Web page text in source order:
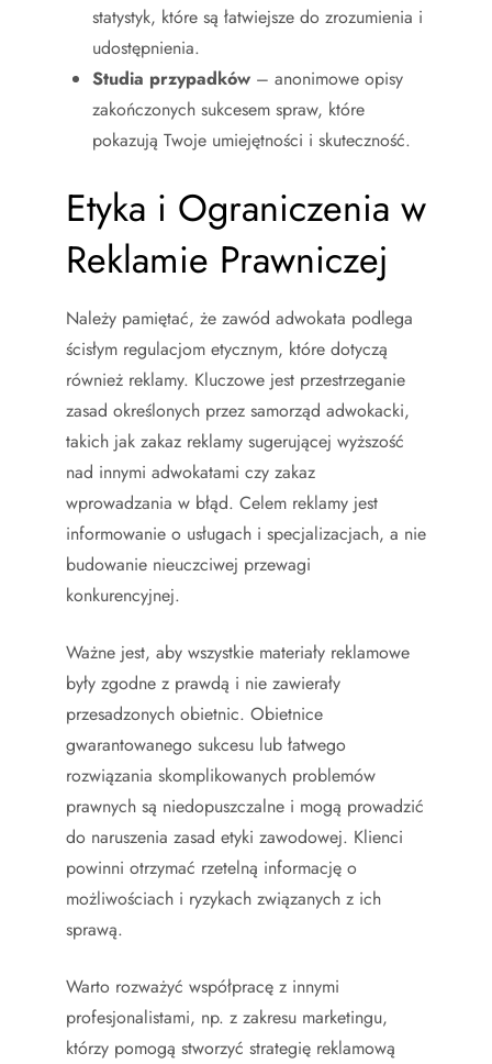
statystyk, które są łatwiejsze do zrozumienia i
udostępnienia.
Studia przypadków – anonimowe opisy
zakończonych sukcesem spraw, które
pokazują Twoje umiejętności i skuteczność.
Etyka i Ograniczenia w
Reklamie Prawniczej
Należy pamiętać, że zawód adwokata podlega
ścisłym regulacjom etycznym, które dotyczą
również reklamy. Kluczowe jest przestrzeganie
zasad określonych przez samorząd adwokacki,
takich jak zakaz reklamy sugerującej wyższość
nad innymi adwokatami czy zakaz
wprowadzania w błąd. Celem reklamy jest
informowanie o usługach i specjalizacjach, a nie
budowanie nieuczciwej przewagi
konkurencyjnej.
Ważne jest, aby wszystkie materiały reklamowe
były zgodne z prawdą i nie zawierały
przesadzonych obietnic. Obietnice
gwarantowanego sukcesu lub łatwego
rozwiązania skomplikowanych problemów
prawnych są niedopuszczalne i mogą prowadzić
do naruszenia zasad etyki zawodowej. Klienci
powinni otrzymać rzetelną informację o
możliwościach i ryzykach związanych z ich
sprawą.
Warto rozważyć współpracę z innymi
profesjonalistami, np. z zakresu marketingu,
którzy pomogą stworzyć strategię reklamową